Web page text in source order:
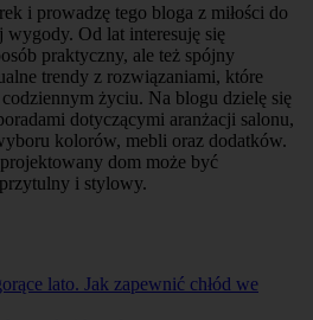
i prowadzę tego bloga z miłości do
Od lat interesuję się
praktyczny, ale też spójny
trendy z rozwiązaniami, które
życiu. Na blogu dzielę się
dotyczącymi aranżacji salonu,
kolorów, mebli oraz dodatków.
dom może być
i stylowy.
lato. Jak zapewnić chłód we